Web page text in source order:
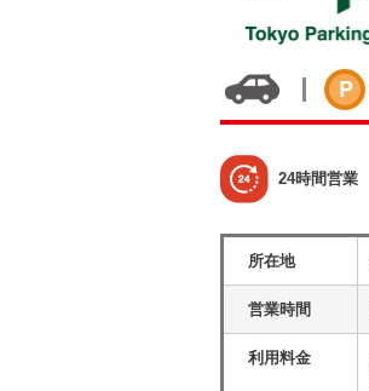
24時間営業
所在地
営業時間
利用料金